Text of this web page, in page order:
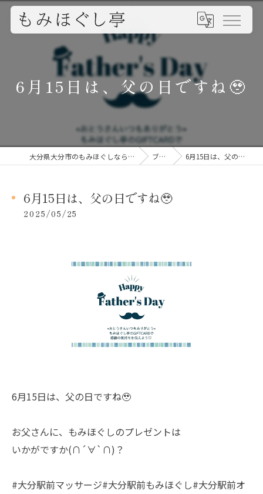
6月15日は、父の日ですね🥹
大分県大分市のもみほぐしならもみほぐし亭 ブログ 6月15日は、父の日ですね🥹
6月15日は、父の日ですね🥹
2025/05/25
6月15日は、父の日ですね🥹
お父さんに、もみほぐしのプレゼントは
いかがですか(∩´∀`∩)？
#大分駅前マッサージ#大分駅前もみほぐし#大分駅前オ